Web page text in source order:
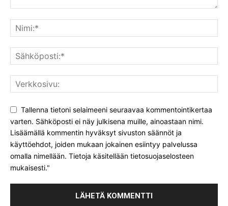
Tallenna tietoni selaimeeni seuraavaa kommentointikertaa
varten. Sähköposti ei näy julkisena muille, ainoastaan nimi.
Lisäämällä kommentin hyväksyt sivuston säännöt ja
käyttöehdot, joiden mukaan jokainen esiintyy palvelussa
omalla nimellään. Tietoja käsitellään tietosuojaselosteen
mukaisesti."